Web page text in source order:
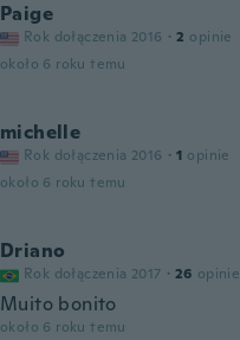
Paige
Rok dołączenia 2016 · 2 opinie
około 6 roku temu
michelle
Rok dołączenia 2016 · 1 opinie
około 6 roku temu
Driano
Rok dołączenia 2017 · 26 opinie
Muito bonito
około 6 roku temu